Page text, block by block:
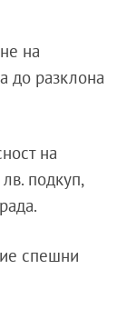
на
до разклона
на
подкуп,
спешни